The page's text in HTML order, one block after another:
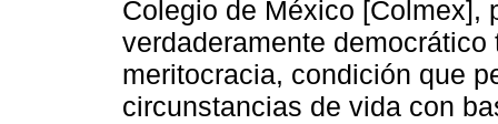
Colegio de México [Colmex],
verdaderamente
meritocracia, condición que
circunstancias de vida con